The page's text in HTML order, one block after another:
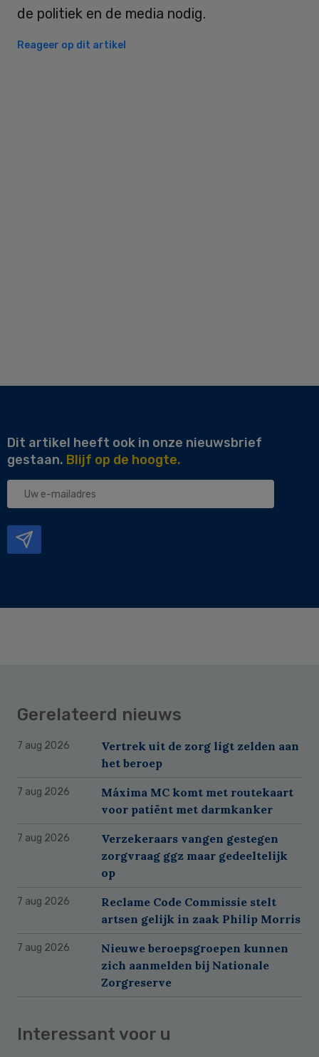
de politiek en de media nodig.
Reageer op dit artikel
Dit artikel heeft ook in onze nieuwsbrief
gestaan. Blijf op de hoogte.
Uw
Gerelateerd nieuws
7 aug 2026
Vertrek uit de zorg ligt zelden aan
het beroep
7 aug 2026
Máxima MC komt met routekaart
voor patiënt met darmkanker
7 aug 2026
Verzekeraars vangen gestegen
zorgvraag ggz maar gedeeltelijk
op
7 aug 2026
Reclame Code Commissie stelt
artsen gelijk in zaak Philip Morris
7 aug 2026
Nieuwe beroepsgroepen kunnen
zich aanmelden bij Nationale
Zorgreserve
Interessant voor u